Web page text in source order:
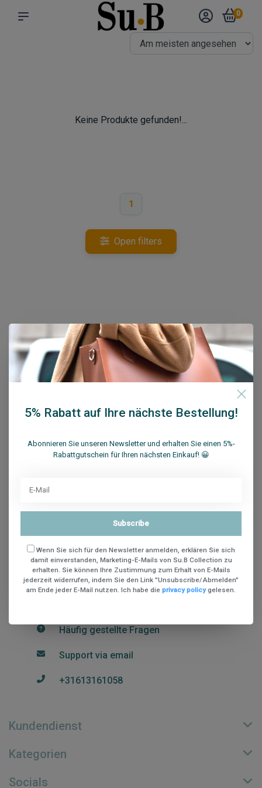
0
Keine Produkte gefunden!...
1
Open filters
Melden Sie sich für unseren Newsletter an
Promotionen per E-Mail
Su.B Collection
St. Teunismolenweg 48
6534 AG Nijmegen
+31613161058
Register NR: 70815089
Häufig gestellte Fragen
Support via email
+31613161058
Kundendienst
Kategorien
Socials
5% Rabatt auf Ihre nächste Bestellung!
Abonnieren Sie unseren Newsletter und erhalten Sie einen 5%-
Rabattgutschein für Ihren nächsten Einkauf! 😀
Subscribe
Wenn Sie sich für den Newsletter anmelden, erklären Sie sich
damit einverstanden, Marketing-E-Mails von Su.B Collection zu
erhalten. Sie können Ihre Zustimmung zum Erhalt von E-Mails
jederzeit widerrufen, indem Sie den Link "Unsubscribe/Abmelden"
am Ende jeder E-Mail nutzen. Ich habe die privacy policy gelesen.